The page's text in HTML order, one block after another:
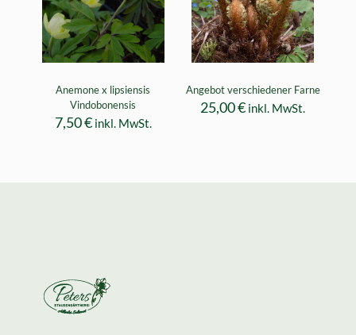
Anemone x lipsiensis
Vindobonensis
7,50€ inkl. MwSt.
Angebot verschiedener Farne
25,00€ inkl. MwSt.